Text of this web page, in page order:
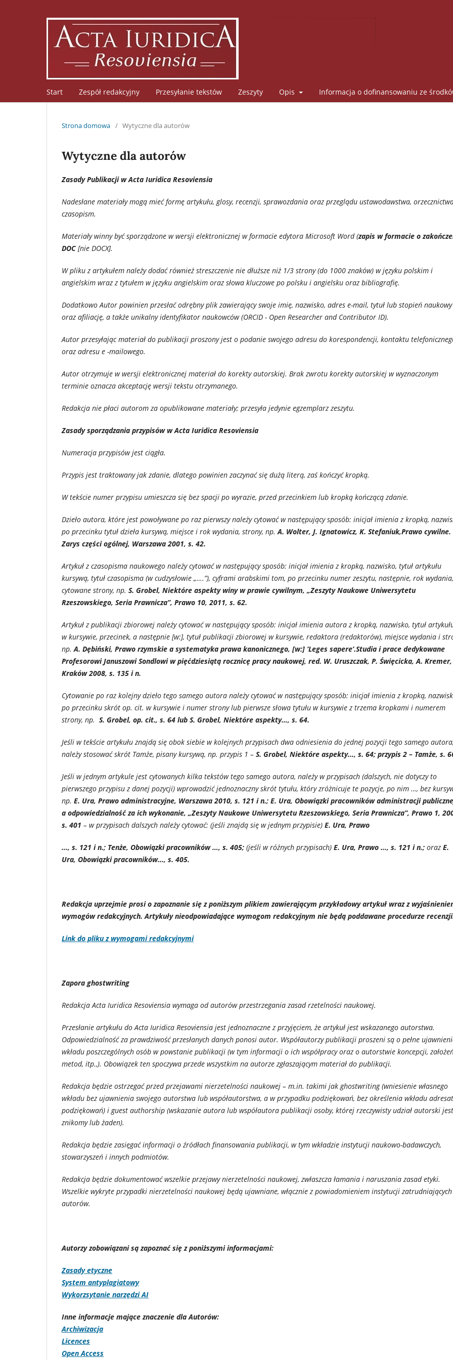
Start Zespół redakcyjny Przesyłanie tekstów Zeszyty Opis Informacja o dofinansowaniu ze
Strona domowa / Wytyczne dla autorów
Wytyczne dla autorów
Zasady Publikacji w Acta Iuridica Resoviensia
Nadesłane materiały mogą mieć formę artykułu, glosy, recenzji, sprawozdania oraz przeglądu ustawodawstwa,
czasopism.
Materiały winny być sporządzone w wersji elektronicznej w formacie edytora Microsoft Word (zapis w formacie o
DOC [nie DOCX].
W pliku z artykułem należy dodać również streszczenie nie dłuższe niż 1/3 strony (do 1000 znaków) w języku polskim i
angielskim wraz z tytułem w języku angielskim oraz słowa kluczowe po polsku i angielsku oraz bibliografię.
Dodatkowo Autor powinien przesłać odrębny plik zawierający swoje imię, nazwisko, adres e-mail, tytuł lub stopień naukowy
oraz afiliację, a także unikalny identyfikator naukowców (ORCID - Open Researcher and Contributor ID).
Autor przesyłając materiał do publikacji proszony jest o podanie swojego adresu do korespondencji, kontaktu
oraz adresu e -mailowego.
Autor otrzymuje w wersji elektronicznej materiał do korekty autorskiej. Brak zwrotu korekty autorskiej w wyznaczonym
terminie oznacza akceptację wersji tekstu otrzymanego.
Redakcja nie płaci autorom za opublikowane materiały; przesyła jedynie egzemplarz zeszytu.
Zasady sporządzania przypisów w Acta Iuridica Resoviensia
Numeracja przypisów jest ciągła.
Przypis jest traktowany jak zdanie, dlatego powinien zaczynać się dużą literą, zaś kończyć kropką.
W tekście numer przypisu umieszcza się bez spacji po wyrazie, przed przecinkiem lub kropką kończącą zdanie.
Dzieło autora, które jest powoływane po raz pierwszy należy cytować w następujący sposób: inicjał imienia z kropką,
po przecinku tytuł dzieła kursywą, miejsce i rok wydania, strony, np.A. Wolter, J. Ignatowicz, K. Stefaniuk,Prawo cywilne.
Zarys części ogólnej, Warszawa 2001, s. 42.
Artykuł z czasopisma naukowego należy cytować w następujący sposób: inicjał imienia z kropką, nazwisko, tytuł artykułu
kursywą, tytuł czasopisma (w cudzysłowie „….”), cyframi arabskimi tom, po przecinku numer zeszytu, następnie, rok wydania,
cytowane strony, np. S. Grobel, Niektóre aspekty winy w prawie cywilnym, „Zeszyty Naukowe Uniwersytetu
Rzeszowskiego, Seria Prawnicza”, Prawo 10, 2011, s. 62.
Artykuł z publikacji zbiorowej należy cytować w następujący sposób: inicjał imienia autora z kropką, nazwisko, tytuł
w kursywie, przecinek, a następnie [w:], tytuł publikacji zbiorowej w kursywie, redaktora (redaktorów), miejsce wydania i
np.A. Dębiński, Prawo rzymskie a systematyka prawa kanonicznego, [w:] ‘Leges sapere’.Studia i prace dedykowane
Profesorowi Januszowi Sondlowi w pięćdziesiątą rocznicę pracy naukowej, red. W. Uruszczak, P. Święcicka, A. Kremer,
Kraków 2008, s. 135 i n.
Cytowanie po raz kolejny dzieło tego samego autora należy cytować w następujący sposób: inicjał imienia z kropką,
po przecinku skrót op. cit. w kursywie i numer strony lub pierwsze słowa tytułu w kursywie z trzema kropkami i numerem
strony, np. S. Grobel, op. cit., s. 64 lub S. Grobel, Niektóre aspekty…, s. 64.
Jeśli w tekście artykułu znajdą się obok siebie w kolejnych przypisach dwa odniesienia do jednej pozycji tego samego autora,
należy stosować skrót Tamże, pisany kursywą, np. przypis 1 – S. Grobel, Niektóre aspekty…, s. 64; przypis 2 – Tamże, s.
Jeśli w jednym artykule jest cytowanych kilka tekstów tego samego autora, należy w przypisach (dalszych, nie dotyczy to
pierwszego przypisu z danej pozycji) wprowadzić jednoznaczny skrót tytułu, który zróżnicuje te pozycje, po nim …, bez
np. E. Ura, Prawo administracyjne, Warszawa 2010, s. 121 i n.; E. Ura, Obowiązki pracowników administracji
a odpowiedzialność za ich wykonanie, „Zeszyty Naukowe Uniwersytetu Rzeszowskiego, Seria Prawnicza”, Prawo 1,
s. 401 – w przypisach dalszych należy cytować: (jeśli znajdą się w jednym przypisie) E. Ura, Prawo
…, s. 121 i n.; Tenże, Obowiązki pracowników …, s. 405; (jeśli w różnych przypisach) E. Ura, Prawo …, s. 121 i n.; oraz E.
Ura, Obowiązki pracowników…, s. 405.
Redakcja uprzejmie prosi o zapoznanie się z poniższym plikiem zawierającym przykładowy artykuł wraz z
wymogów redakcyjnych. Artykuły nieodpowiadające wymogom redakcyjnym nie będą poddawane procedurze
Link do pliku z wymogami redakcyjnymi
Zapora ghostwriting
Redakcja Acta Iuridica Resoviensia wymaga od autorów przestrzegania zasad rzetelności naukowej.
Przesłanie artykułu do Acta Iuridica Resoviensia jest jednoznaczne z przyjęciem, że artykuł jest wskazanego autorstwa.
Odpowiedzialność za prawdziwość przesłanych danych ponosi autor. Współautorzy publikacji proszeni są o pełne
wkładu poszczególnych osób w powstanie publikacji (w tym informacji o ich współpracy oraz o autorstwie koncepcji,
metod, itp.,). Obowiązek ten spoczywa przede wszystkim na autorze zgłaszającym materiał do publikacji.
Redakcja będzie ostrzegać przed przejawami nierzetelności naukowej – m.in. takimi jak ghostwriting (wniesienie własnego
wkładu bez ujawnienia swojego autorstwa lub współautorstwa, a w przypadku podziękowań, bez określenia wkładu
podziękowań) i guest authorship (wskazanie autora lub współautora publikacji osoby, której rzeczywisty udział autorski jest
znikomy lub żaden).
Redakcja będzie zasięgać informacji o źródłach finansowania publikacji, w tym wkładzie instytucji naukowo-badawczych,
stowarzyszeń i innych podmiotów.
Redakcja będzie dokumentować wszelkie przejawy nierzetelności naukowej, zwłaszcza łamania i naruszania zasad etyki.
Wszelkie wykryte przypadki nierzetelności naukowej będą ujawniane, włącznie z powiadomieniem instytucji zatrudniających
autorów.
Autorzy zobowiązani są zapoznać się z poniższymi informacjami:
Zasady etyczne
System antyplagiatowy
Wykorzsytanie narzędzi AI
Inne informacje mające znaczenie dla Autorów:
Archiwizacja
Licences
Open Access